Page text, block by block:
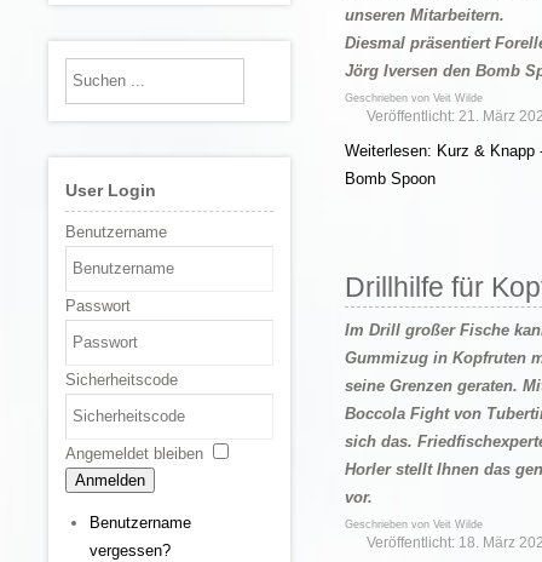
User Login
Benutzername
Passwort
Sicherheitscode
Angemeldet bleiben
Anmelden
Benutzername
vergessen?
unseren Mitarbeitern.
Diesmal präsentiert
Jörg Iversen den Bomb
Geschrieben von Veit Wilde
Veröffentlicht: 21. März
Weiterlesen: Kurz & Knapp
Bomb Spoon
Drillhilfe für
Im Drill großer Fische
Gummizug in Kopfruten
seine Grenzen geraten.
Boccola Fight von
sich das.
Horler stellt Ihnen das
vor.
Geschrieben von Veit Wilde
Veröffentlicht: 18. März